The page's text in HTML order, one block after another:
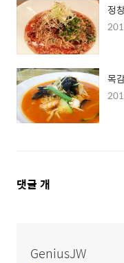
정
목
댓
댓글 개
GeniusJW